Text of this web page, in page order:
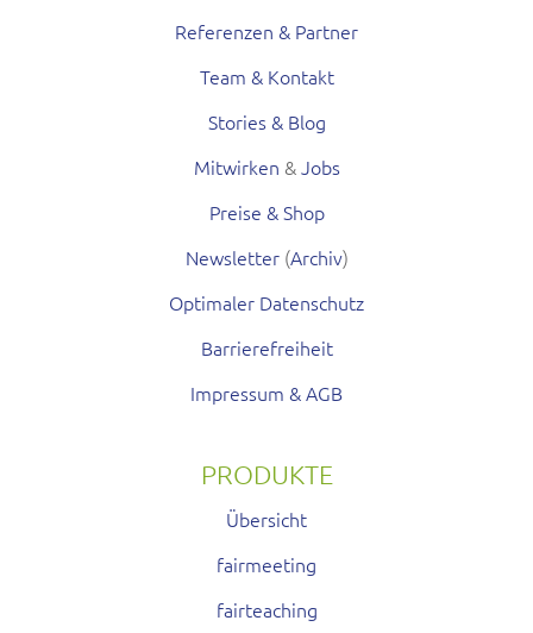
Referenzen & Partner
Team & Kontakt
Stories & Blog
Mitwirken &Jobs
Preise & Shop
Newsletter(Archiv)
Optimaler Datenschutz
Barrierefreiheit
Impressum & AGB
PRODUKTE
Übersicht
fairmeeting
fairteaching